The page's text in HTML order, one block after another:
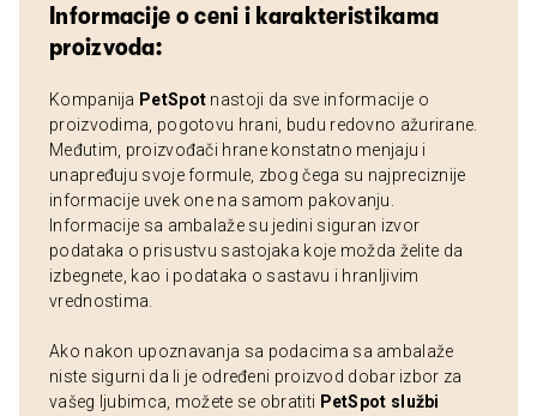
Informacije o ceni i karakteristikama
proizvoda:
Kompanija PetSpot nastoji da sve informacije o
proizvodima, pogotovu hrani, budu redovno ažurirane.
Međutim, proizvođači hrane konstatno menjaju i
unapređuju svoje formule, zbog čega su najpreciznije
informacije uvek one na samom pakovanju.
Informacije sa ambalaže su jedini siguran izvor
podataka o prisustvu sastojaka koje možda želite da
izbegnete, kao i podataka o sastavu i hranljivim
vrednostima.
Ako nakon upoznavanja sa podacima sa ambalaže
niste sigurni da li je određeni proizvod dobar izbor za
vašeg ljubimca, možete se obratiti PetSpot službi